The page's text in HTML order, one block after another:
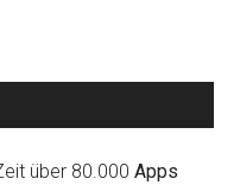
über 80.000Apps